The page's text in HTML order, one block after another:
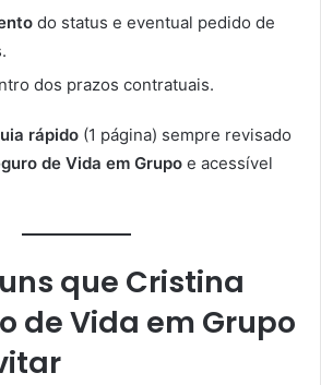
do status e eventual pedido de
dos prazos contratuais.
rápido (1 página) sempre revisado
de Vida em Grupo e acessível
que Cristina
de Vida em Grupo